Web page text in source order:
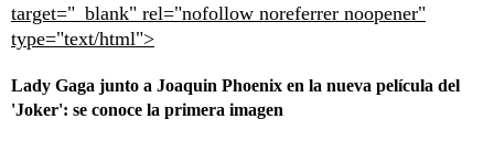
target="_blank" rel="nofollow noreferrer noopener"
type="text/html">
Lady Gaga junto a Joaquin Phoenix en la nueva película del
'Joker': se conoce la primera imagen